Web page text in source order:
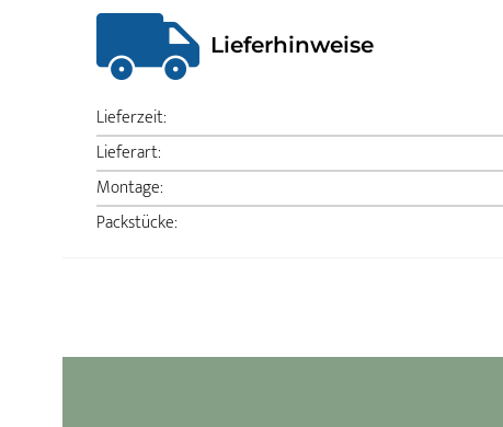
Lieferhinweise
Lieferzeit:
Lieferart:
Montage:
Packstücke: